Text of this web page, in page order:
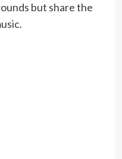
but share the